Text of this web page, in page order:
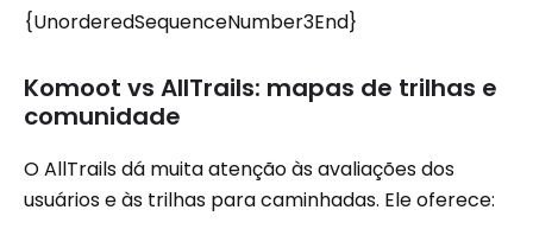
{UnorderedSequenceNumber3End}
Komoot vs AllTrails: mapas de trilhas e
comunidade
O AllTrails dá muita atenção às avaliações dos
usuários e às trilhas para caminhadas. Ele oferece: